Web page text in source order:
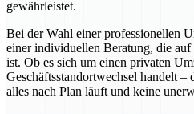
gewährleistet.
Bei der Wahl einer professionellen
einer individuellen Beratung, die
ist. Ob es sich um einen privaten
Geschäftsstandortwechsel handelt –
alles nach Plan läuft und keine